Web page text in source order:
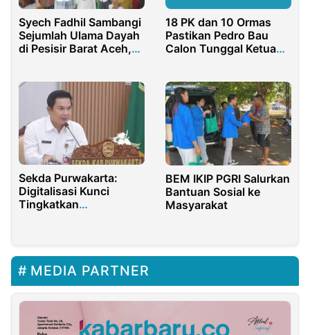
Syech Fadhil Sambangi
Sejumlah Ulama Dayah
di Pesisir Barat Aceh,
18 PK dan 10 Ormas
Pastikan Pedro Bau
Calon Tunggal Ketua
Sekda Purwakarta:
Digitalisasi Kunci
Tingkatkan
BEM IKIP PGRI Salurkan
Bantuan Sosial ke
Masyarakat
MEDIA PARTNER